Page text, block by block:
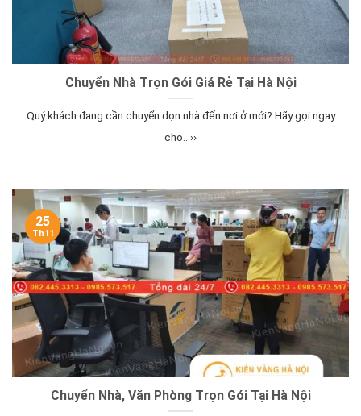
Chuyển Nhà Trọn Gói Giá Rẻ Tại Hà Nội
Quý khách đang cần chuyển dọn nhà đến nơi ở mới? Hãy gọi ngay
cho.. ››
Chuyển Nhà, Văn Phòng Trọn Gói Tại Hà Nội
25
Th11